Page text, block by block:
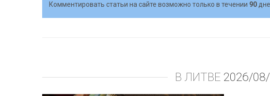
Комментировать статьи на сайте возможно только в течении 90
В ЛИТВЕ 2026/